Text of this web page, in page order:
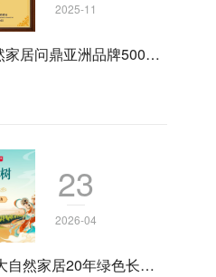
2025-11
居问鼎亚洲品牌500
23
2026-04
自然家居20年绿色长征